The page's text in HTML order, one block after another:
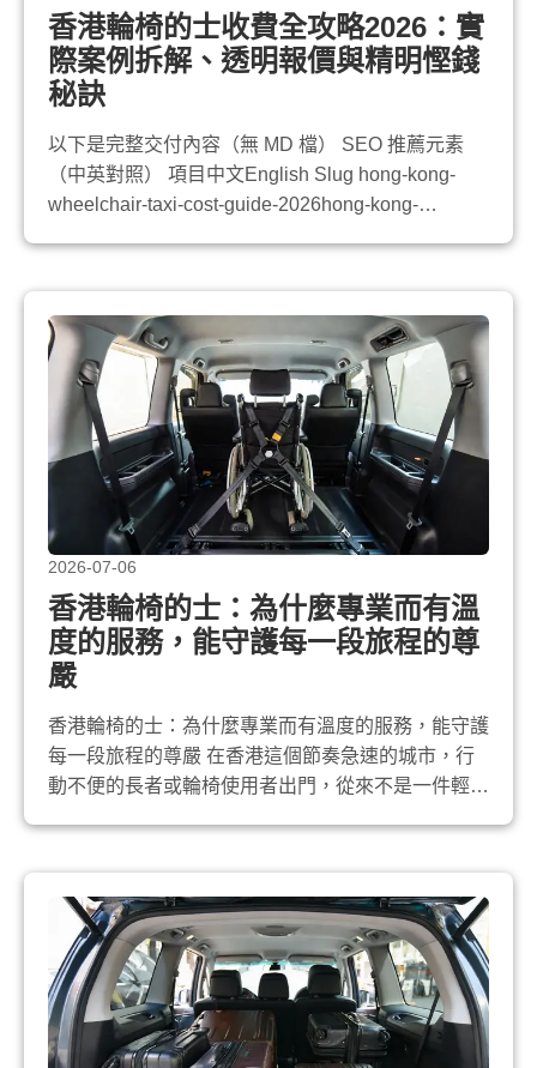
香港輪椅的士收費全攻略2026：實
際案例拆解、透明報價與精明慳錢
秘訣
以下是完整交付內容（無 MD 檔） SEO 推薦元素
（中英對照） 項目中文English Slug hong-kong-
wheelchair-taxi-cost-guide-2026hong-kong-
慳錢秘訣Hong Kong...
2026-07-06
香港輪椅的士：為什麼專業而有溫
度的服務，能守護每一段旅程的尊
嚴
香港輪椅的士：為什麼專業而有溫度的服務，能守護
每一段旅程的尊嚴 在香港這個節奏急速的城市，行
動不便的長者或輪椅使用者出門，從來不是一件輕鬆
車，卻擔心輪椅在行車途中不穩。這些看似小小的困
難，累積起來卻會成為家人沉重的心理負擔。 正因
如此，越來越多家庭開始尋找真正專業的 香...